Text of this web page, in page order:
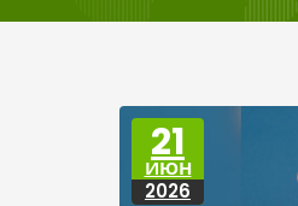
21
ИЮН
2026